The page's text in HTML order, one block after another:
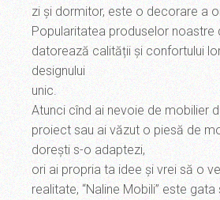
zi și dormitor, este o decorare a
Popularitatea produselor noastre
datorează calității și confortului
designului
unic.
Atunci cînd ai nevoie de mobilier
proiect sau ai văzut o piesă de
dorești s-o adaptezi,
ori ai propria ta idee și vrei să o
realitate, “Naline Mobili” este